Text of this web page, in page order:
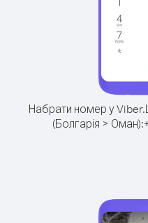
Набрати номер у Viber.
(Болгарія > Оман):